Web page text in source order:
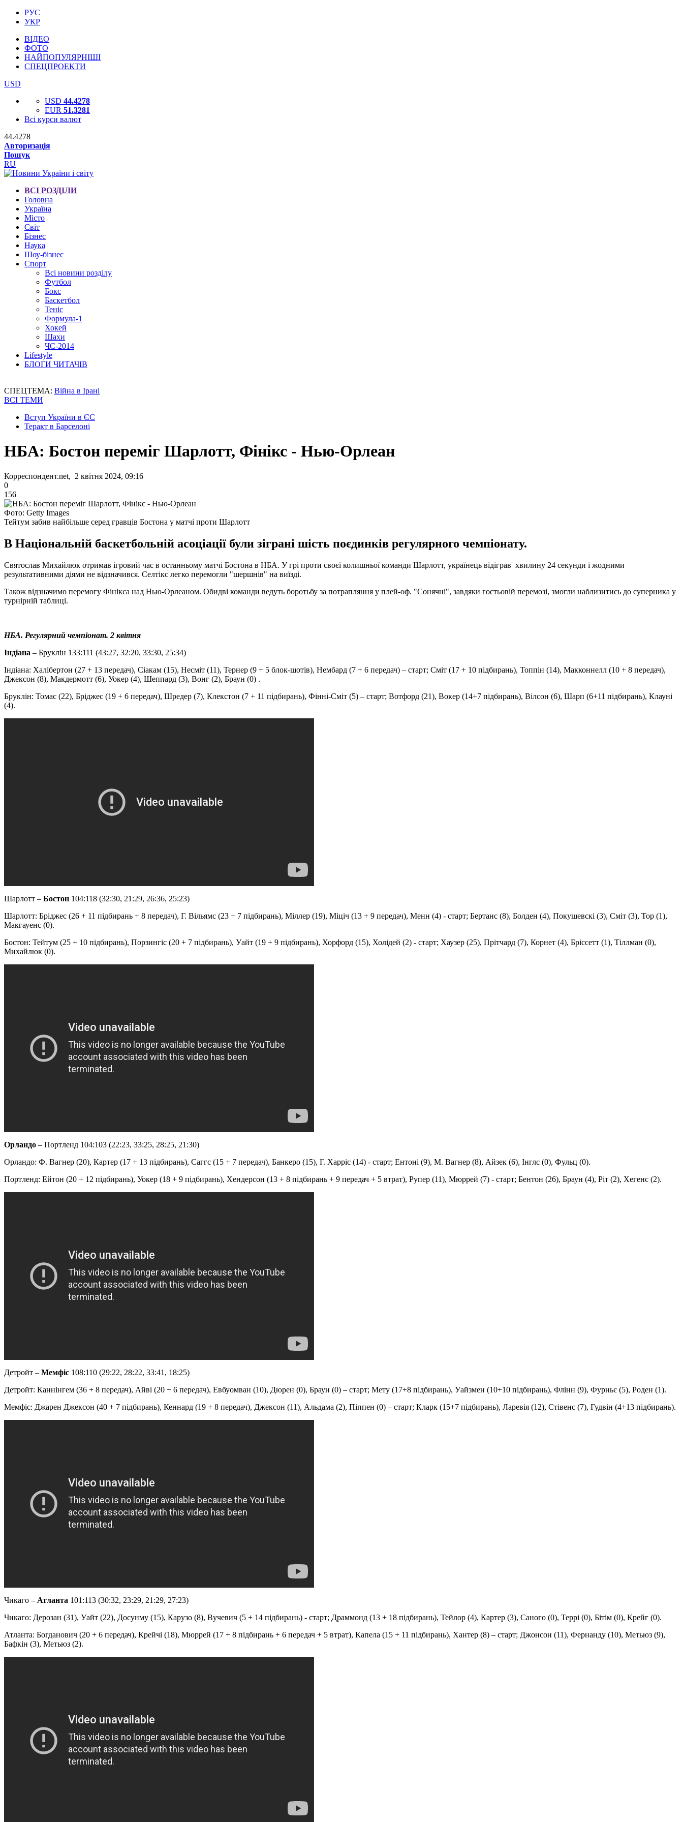
РУС
УКР
ВІДЕО
ФОТО
НАЙПОПУЛЯРНІШІ
СПЕЦПРОЕКТИ
USD
USD 44.4278
EUR 51.3281
Всі курси валют
44.4278
Авторизація
Пошук
RU
ВСІ РОЗДІЛИ
Головна
Україна
Місто
Світ
Бізнес
Наука
Шоу-бізнес
Спорт
Всі новини розділу
Футбол
Бокс
Баскетбол
Теніс
Формула-1
Хокей
Шахи
ЧС-2014
Lifestyle
БЛОГИ ЧИТАЧІВ
СПЕЦТЕМА: Війна в Ірані
ВСІ ТЕМИ
Вступ України в ЄС
Теракт в Барселоні
НБА: Бостон переміг Шарлотт, Фінікс - Нью-Орлеан
Корреспондент.net, 2 квітня 2024, 09:16
0
156
Фото: Getty Images
Тейтум забив найбільше серед гравців Бостона у матчі проти Шарлотт
В Національній баскетбольній асоціації були зіграні шість поєдинків регулярного чемпіонату.
Святослав Михайлюк отримав ігровий час в останньому матчі Бостона в НБА. У грі проти своєї колишньої команди Шарлотт, українець відіграв хвилину 24 секунди і жодними
результативними діями не відзначився. Селтікс легко перемогли "шершнів" на виїзді.
Також відзначимо перемогу Фінікса над Нью-Орлеаном. Обидві команди ведуть боротьбу за потрапляння у плей-оф. "Сонячні", завдяки гостьовій перемозі, змогли наблизитись до суперника у
турнірній таблиці.
НБА. Регулярний чемпіонат. 2 квітня
Індіана – Бруклін 133:111 (43:27, 32:20, 33:30, 25:34)
Індіана: Халібертон (27 + 13 передач), Сіакам (15), Несміт (11), Тернер (9 + 5 блок-шотів), Нембард (7 + 6 передач) – старт; Сміт (17 + 10 підбирань), Топпін (14), Макконнелл (10 + 8 передач),
Джексон (8), Макдермотт (6), Уокер (4), Шеппард (3), Вонг (2), Браун (0) .
Бруклін: Томас (22), Бріджес (19 + 6 передач), Шредер (7), Клекстон (7 + 11 підбирань), Фінні-Сміт (5) – старт; Вотфорд (21), Вокер (14+7 підбирань), Вілсон (6), Шарп (6+11 підбирань), Клауні
(4).
Шарлотт – Бостон 104:118 (32:30, 21:29, 26:36, 25:23)
Шарлотт: Бріджес (26 + 11 підбирань + 8 передач), Г. Вільямс (23 + 7 підбирань), Міллер (19), Міціч (13 + 9 передач), Менн (4) - старт; Бертанс (8), Болден (4), Покушевскі (3), Сміт (3), Тор (1),
Макгауенс (0).
Бостон: Тейтум (25 + 10 підбирань), Порзингіс (20 + 7 підбирань), Уайт (19 + 9 підбирань), Хорфорд (15), Холідей (2) - старт; Хаузер (25), Прітчард (7), Корнет (4), Бріссетт (1), Тіллман (0),
Михайлюк (0).
Орландо – Портленд 104:103 (22:23, 33:25, 28:25, 21:30)
Орландо: Ф. Вагнер (20), Картер (17 + 13 підбирань), Саггс (15 + 7 передач), Банкеро (15), Г. Харріс (14) - старт; Ентоні (9), М. Вагнер (8), Айзек (6), Інглс (0), Фульц (0).
Портленд: Ейтон (20 + 12 підбирань), Уокер (18 + 9 підбирань), Хендерсон (13 + 8 підбирань + 9 передач + 5 втрат), Рупер (11), Мюррей (7) - старт; Бентон (26), Браун (4), Ріт (2), Хегенс (2).
Детройт – Мемфіс 108:110 (29:22, 28:22, 33:41, 18:25)
Детройт: Каннінгем (36 + 8 передач), Айві (20 + 6 передач), Евбуомван (10), Дюрен (0), Браун (0) – старт; Мету (17+8 підбирань), Уайзмен (10+10 підбирань), Флінн (9), Фурньє (5), Роден (1).
Мемфіс: Джарен Джексон (40 + 7 підбирань), Кеннард (19 + 8 передач), Джексон (11), Альдама (2), Піппен (0) – старт; Кларк (15+7 підбирань), Ларевія (12), Стівенс (7), Гудвін (4+13 підбирань).
Чикаго – Атланта 101:113 (30:32, 23:29, 21:29, 27:23)
Чикаго: Дерозан (31), Уайт (22), Досунму (15), Карузо (8), Вучевич (5 + 14 підбирань) - старт; Драммонд (13 + 18 підбирань), Тейлор (4), Картер (3), Саного (0), Террі (0), Бітім (0), Крейг (0).
Атланта: Богданович (20 + 6 передач), Крейчі (18), Мюррей (17 + 8 підбирань + 6 передач + 5 втрат), Капела (15 + 11 підбирань), Хантер (8) – старт; Джонсон (11), Фернанду (10), Метьюз (9),
Бафкін (3), Метьюз (2).